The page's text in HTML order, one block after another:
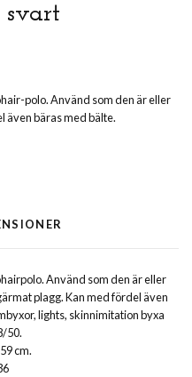
svart
polo. Använd som den är eller
även bäras med bälte.
Använd som den är eller
plagg. Kan med fördel även
lights, skinnimitation byxa
50.
cm.